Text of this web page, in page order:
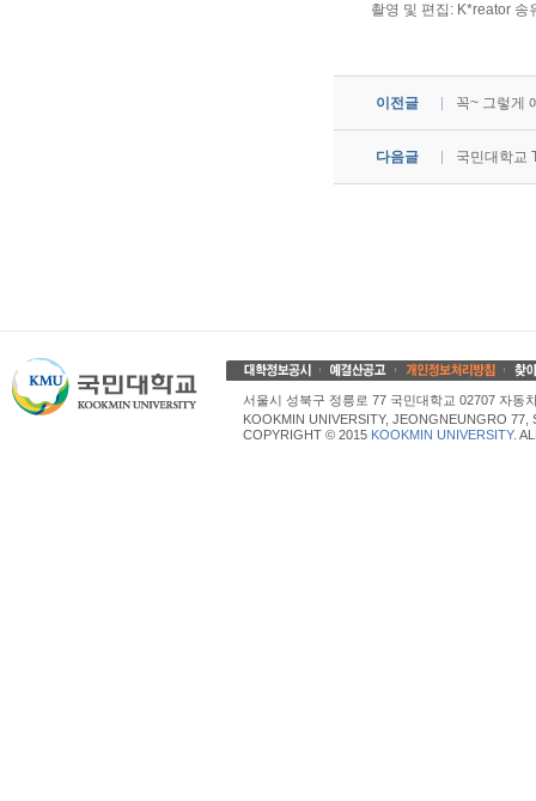
촬영 및 편집: K*reator 송
이전글 꼭~ 그렇게
다음글 국민대학교
서울시 성북구 정릉로 77 국민대학교 02707 자동
KOOKMIN UNIVERSITY, JEONGNEUNGRO
COPYRIGHT © 2015 KOOKMIN UNIVERSITY.